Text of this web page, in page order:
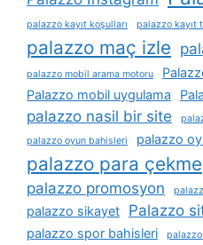
palazzo kayıt koşulları palazzo kayıt
palazzo maç izle
palazzo mobil arama motoru
Palazzo mobil uygulama
palazzo nasil bir site
palazzo oyun bahisleri
palazzo
palazzo para çekme
palazzo promosyon
palazzo sikayet Palazzo
palazzo spor bahisleri